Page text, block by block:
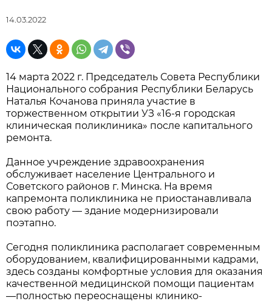
14.03.2022
14 марта 2022 г. Председатель Совета Республики
Национального собрания Республики Беларусь
Наталья Кочанова приняла участие в
торжественном открытии УЗ «16-я городская
клиническая поликлиника» после капитального
ремонта.
Данное учреждение здравоохранения
обслуживает население Центрального и
Советского районов г. Минска. На время
капремонта поликлиника не приостанавливала
свою работу — здание модернизировали
поэтапно.
Сегодня поликлиника располагает современным
оборудованием, квалифицированными кадрами,
здесь созданы комфортные условия для оказания
качественной медицинской помощи пациентам
—полностью переоснащены клинико-